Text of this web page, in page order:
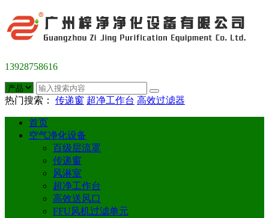
13928758616
热门搜索： 传递窗 超净工作台 高效过滤器
首页
空气净化设备
百级层流罩
传递窗
风淋室
超净工作台
高效送风口
FFU风机过滤单元